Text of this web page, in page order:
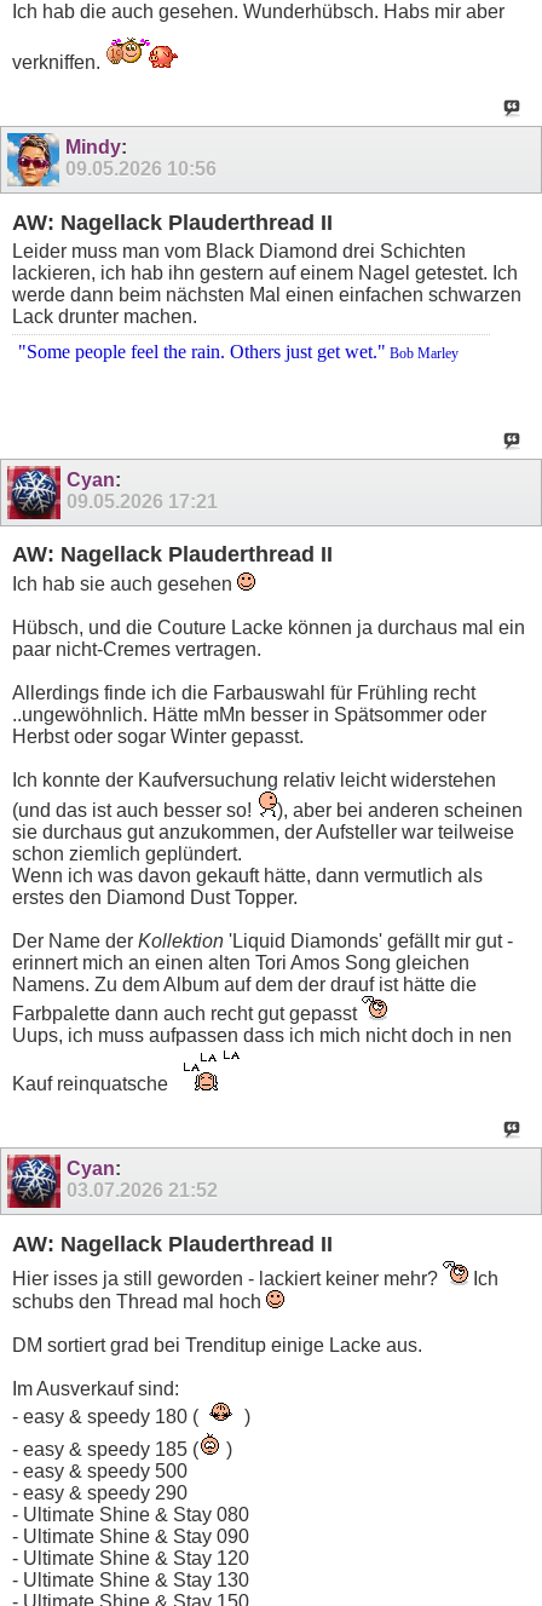
Ich hab die auch gesehen. Wunderhübsch. Habs mir aber
verkniffen.
Mindy:
09.05.2026 10:56
AW: Nagellack Plauderthread II
Leider muss man vom Black Diamond drei Schichten
lackieren, ich hab ihn gestern auf einem Nagel getestet. Ich
werde dann beim nächsten Mal einen einfachen schwarzen
Lack drunter machen.
"Some people feel the rain. Others just get wet." Bob Marley
Cyan:
09.05.2026 17:21
AW: Nagellack Plauderthread II
Ich hab sie auch gesehen
Hübsch, und die Couture Lacke können ja durchaus mal ein
paar nicht-Cremes vertragen.
Allerdings finde ich die Farbauswahl für Frühling recht
..ungewöhnlich. Hätte mMn besser in Spätsommer oder
Herbst oder sogar Winter gepasst.
Ich konnte der Kaufversuchung relativ leicht widerstehen
(und das ist auch besser so!
), aber bei anderen scheinen
sie durchaus gut anzukommen, der Aufsteller war teilweise
schon ziemlich geplündert.
Wenn ich was davon gekauft hätte, dann vermutlich als
erstes den Diamond Dust Topper.
Der Name der Kollektion 'Liquid Diamonds' gefällt mir gut -
erinnert mich an einen alten Tori Amos Song gleichen
Namens. Zu dem Album auf dem der drauf ist hätte die
Farbpalette dann auch recht gut gepasst
Uups, ich muss aufpassen dass ich mich nicht doch in nen
Kauf reinquatsche
Cyan:
03.07.2026 21:52
AW: Nagellack Plauderthread II
Hier isses ja still geworden - lackiert keiner mehr?
Ich
schubs den Thread mal hoch
DM sortiert grad bei Trenditup einige Lacke aus.
Im Ausverkauf sind:
- easy & speedy 180 (
)
- easy & speedy 185 (
)
- easy & speedy 500
- easy & speedy 290
- Ultimate Shine & Stay 080
- Ultimate Shine & Stay 090
- Ultimate Shine & Stay 120
- Ultimate Shine & Stay 130